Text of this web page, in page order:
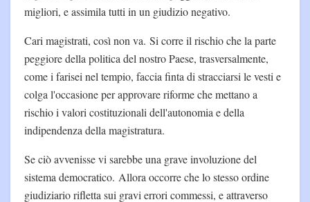
migliori, e assimila tutti in un giudizio negativo.
Cari magistrati, così non va. Si corre il rischio che la parte
peggiore della politica del nostro Paese, trasversalmente,
come i farisei nel tempio, faccia finta di stracciarsi le vesti e
colga l'occasione per approvare riforme che mettano a
rischio i valori costituzionali dell'autonomia e della
indipendenza della magistratura.
Se ciò avvenisse vi sarebbe una grave involuzione del
sistema democratico. Allora occorre che lo stesso ordine
giudiziario rifletta sui gravi errori commessi, e attraverso